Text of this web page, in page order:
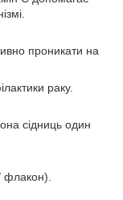
проникати на
раку.
сідниць один
флакон).